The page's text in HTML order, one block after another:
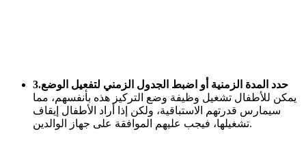
3.حدد المدة الزمنية أو اضبط الجدول الزمني لتفعيل الوضع
يمكن للأطفال تشغيل وظيفة وضع التركيز هذه بأنفسهم، مما
سيمارس قدرتهم الاستباقية، ولكن إذا أراد الأطفال إيقاف
تشغيلها، فيجب عليهم الموافقة على جهاز الوالدين.